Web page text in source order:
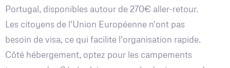
Portugal, disponibles autour de 270€ aller-retour.
Les citoyens de l'Union Européenne n'ont pas
besoin de visa, ce qui facilite l'organisation rapide.
Côté hébergement, optez pour les campements